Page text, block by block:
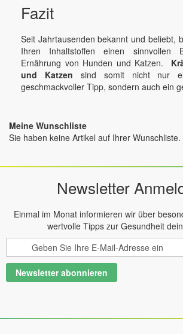
Fazit
Seit Jahrtausenden bekannt und beliebt,
Ihren Inhaltstoffen einen sinnvollen
Ernährung von Hunden und Katzen.
und Katzen sind somit nicht nur
geschmackvoller Tipp, sondern auch ein
Meine Wunschliste
Sie haben keine Artikel auf Ihrer Wunschliste.
Newsletter
Einmal im Monat informieren wir über
wertvolle Tipps zur Gesundheit
Melden
Sie
sich
für
Newsletter abonnieren